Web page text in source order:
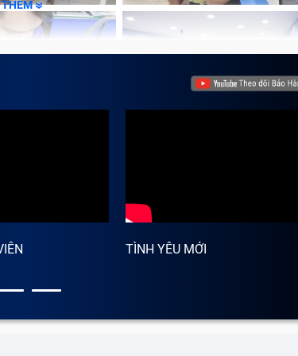
thế loa Laptop Asus FX505
màng loa Laptop Asus FX505 mới để đảm
TÌNH YÊU MỚI